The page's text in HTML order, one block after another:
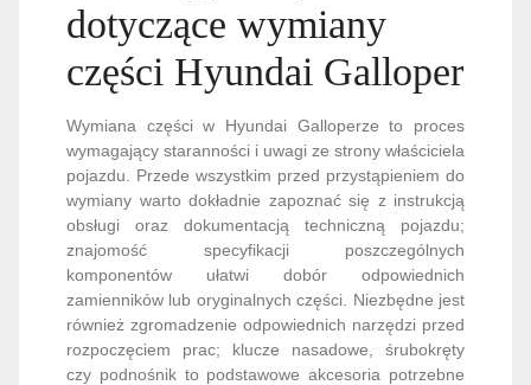
dotyczące wymiany
części Hyundai Galloper
Wymiana części w Hyundai Galloperze to proces
wymagający staranności i uwagi ze strony właściciela
pojazdu. Przede wszystkim przed przystąpieniem do
wymiany warto dokładnie zapoznać się z instrukcją
obsługi oraz dokumentacją techniczną pojazdu;
znajomość specyfikacji poszczególnych
komponentów ułatwi dobór odpowiednich
zamienników lub oryginalnych części. Niezbędne jest
również zgromadzenie odpowiednich narzędzi przed
rozpoczęciem prac; klucze nasadowe, śrubokręty
czy podnośnik to podstawowe akcesoria potrzebne